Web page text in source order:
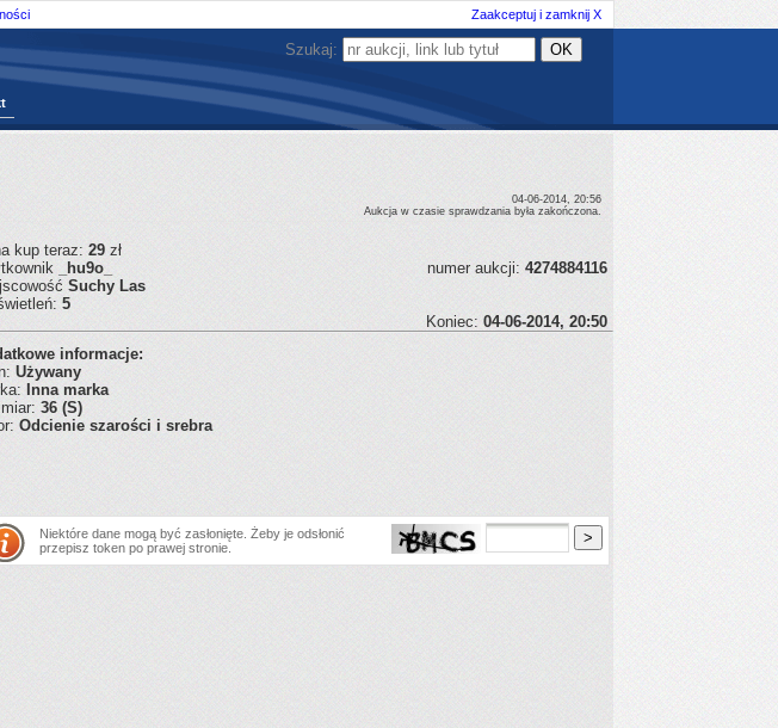
Zaakceptuj i zamknij X
Szukaj:
04-06-2014, 20:56
Aukcja w czasie sprawdzania była zakończona.
kup teraz: 29 zł
_hu9o_ numer aukcji: 4274884116
Suchy Las
5
Koniec: 04-06-2014, 20:50
informacje:
Używany
Inna marka
36 (S)
Odcienie szarości i srebra
Niektóre dane mogą być zasłonięte. Żeby je odsłonić
przepisz token po prawej stronie.